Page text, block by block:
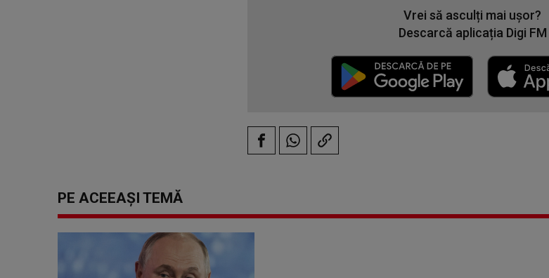
Vrei să asculți mai ușor?
Descarcă aplicația Digi FM
PE ACEEAȘI TEMĂ